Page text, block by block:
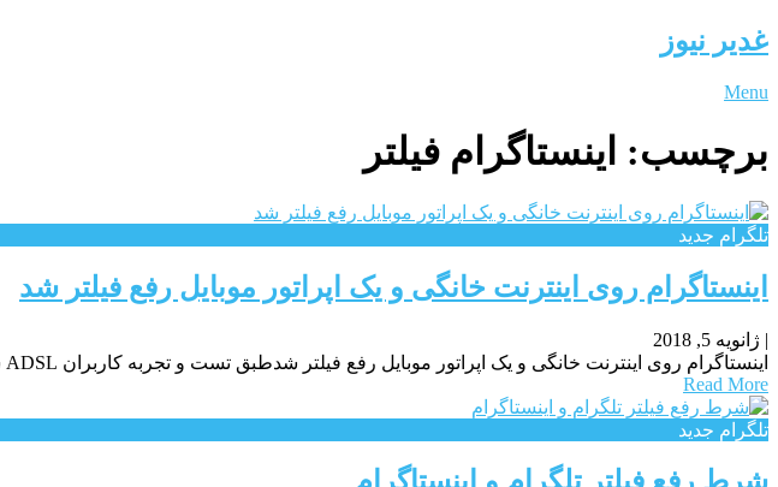
غدیر نیوز
Menu
برچسب: اینستاگرام فیلتر
تلگرام جدید
اینستاگرام روی اینترنت خانگی و یک اپراتور موبایل رفع فیلتر شد
| ژانویه 5, 2018
اینستاگرام روی اینترنت خانگی و یک اپراتور موبایل رفع فیلتر شدطبق تست و تجربه کاربران ADSL شبکه اجتماعی،اینستاگرام روی اینترنت خانگی و یکی از اپراتورهای موبایل رفع فیلتر
Read More
تلگرام جدید